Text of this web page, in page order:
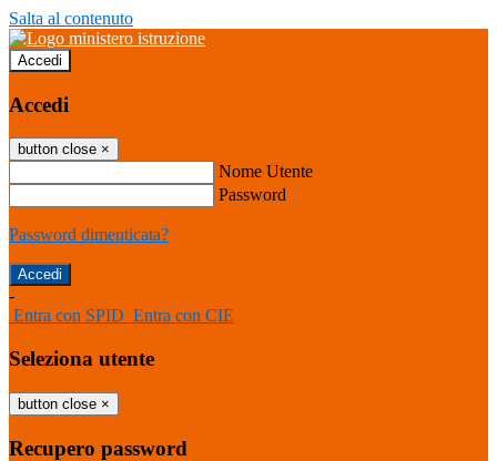
Salta al contenuto
Accedi
Accedi
button close ×
Nome Utente
Password
Password dimenticata?
-
Entra con SPID Entra con CIE
Seleziona utente
button close ×
Recupero password